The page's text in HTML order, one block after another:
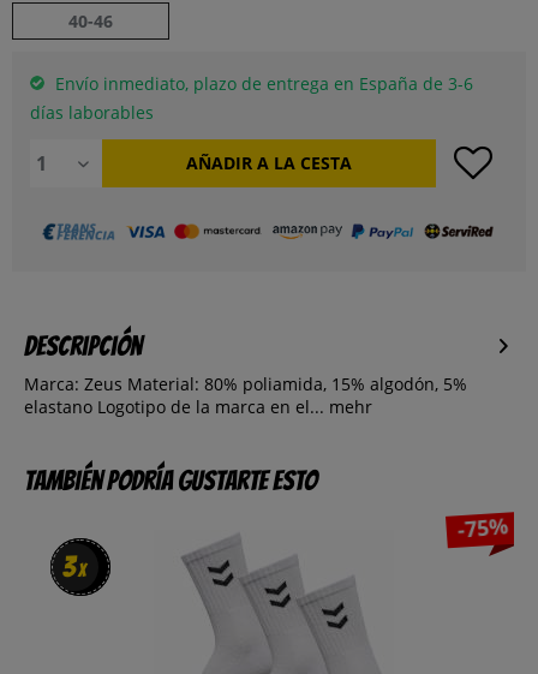
40-46
Envío inmediato, plazo de entrega en España de 3-6
días laborables
AÑADIR A LA CESTA
Descripción
Marca: Zeus Material: 80% poliamida, 15% algodón, 5%
elastano Logotipo de la marca en el... mehr
También podría gustarte esto
3x
3x
-75%